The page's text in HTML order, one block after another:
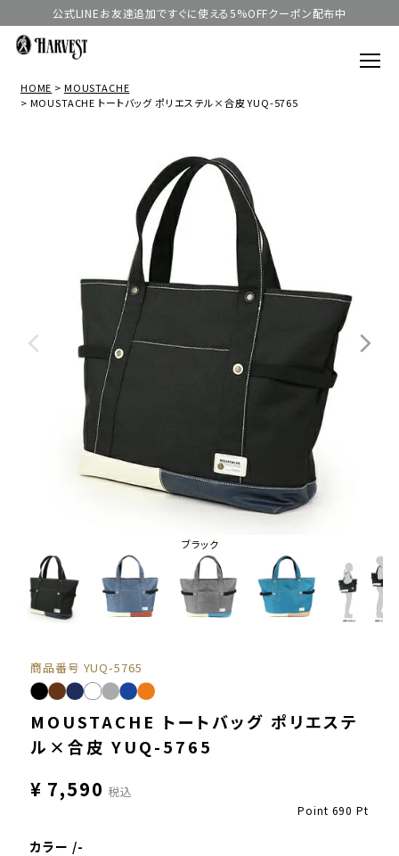
公式LINEお友達追加ですぐに使える5%OFFクーポン配布中
HOME
MOUSTACHE
MOUSTACHE トートバッグ ポリエステル×合皮 YUQ-5765
ブラック
商品番号 YUQ-5765
MOUSTACHE トートバッグ ポリエステ
ル×合皮 YUQ-5765
¥ 7,590 税込
Point 690 Pt
カラー -